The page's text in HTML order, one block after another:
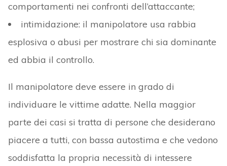
comportamenti nei confronti dell’attaccante;
intimidazione: il manipolatore usa rabbia
esplosiva o abusi per mostrare chi sia dominante
ed abbia il controllo.
Il manipolatore deve essere in grado di
individuare le vittime adatte. Nella maggior
parte dei casi si tratta di persone che desiderano
piacere a tutti, con bassa autostima e che vedono
soddisfatta la propria necessità di intessere